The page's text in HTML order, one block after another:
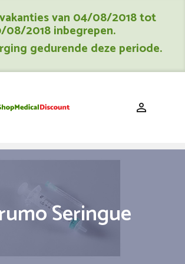
van 04/08/2018 tot
08/2018 inbegrepen.
gedurende deze periode.

Seringue